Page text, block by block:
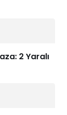
2 Yaralı